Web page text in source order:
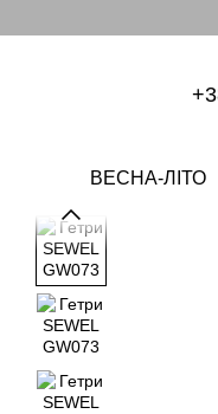
ВЕСНА-ЛІТО